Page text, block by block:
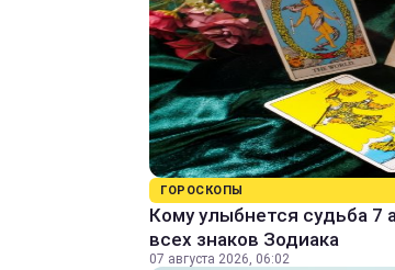
ГОРОСКОПЫ
Кому улыбнется судьба 7
всех знаков Зодиака
07 августа 2026, 06:02